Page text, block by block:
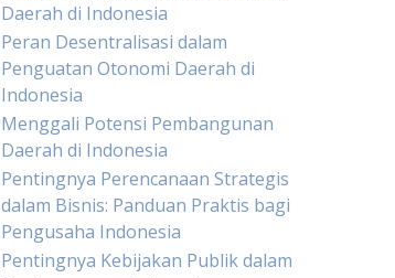
Daerah di Indonesia
Peran Desentralisasi dalam
Penguatan Otonomi Daerah di
Indonesia
Menggali Potensi Pembangunan
Daerah di Indonesia
Pentingnya Perencanaan Strategis
dalam Bisnis: Panduan Praktis bagi
Pengusaha Indonesia
Pentingnya Kebijakan Publik dalam